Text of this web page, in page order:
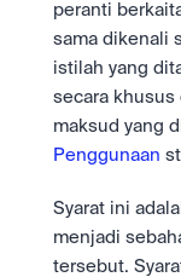
Akses
Luaskan
Jangkaan
Kekal
sentimen
Kecairan
API
Luaskan
Company
Kerjaya
Bantu kami
Keselamatan
Mengenai
Misi kami:
Learn & Help
Trend,
Pusat
peranti
sama dikenali
istilah yang
secara khusus
maksud yang
Penggunaan
Syarat ini
menjadi
tersebut.